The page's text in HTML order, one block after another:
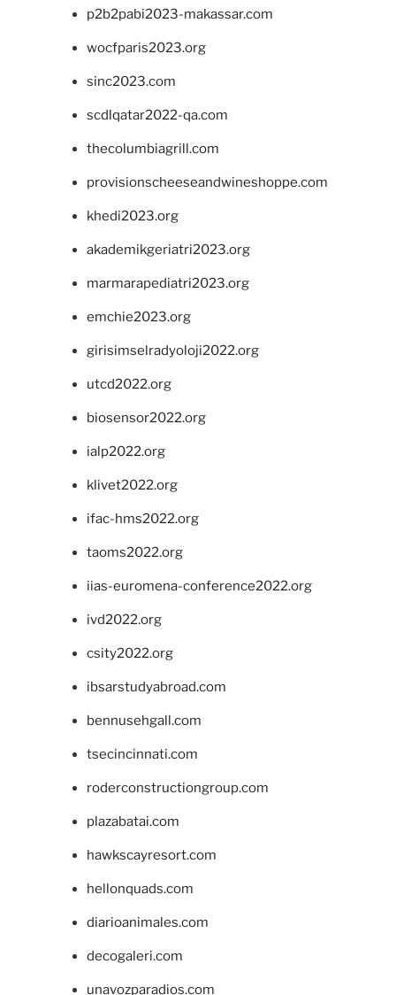
p2b2pabi2023-makassar.com
wocfparis2023.org
sinc2023.com
scdlqatar2022-qa.com
thecolumbiagrill.com
provisionscheeseandwineshoppe.com
khedi2023.org
akademikgeriatri2023.org
marmarapediatri2023.org
emchie2023.org
girisimselradyoloji2022.org
utcd2022.org
biosensor2022.org
ialp2022.org
klivet2022.org
ifac-hms2022.org
taoms2022.org
iias-euromena-conference2022.org
ivd2022.org
csity2022.org
ibsarstudyabroad.com
bennusehgall.com
tsecincinnati.com
roderconstructiongroup.com
plazabatai.com
hawkscayresort.com
hellonquads.com
diarioanimales.com
decogaleri.com
unavozparadios.com